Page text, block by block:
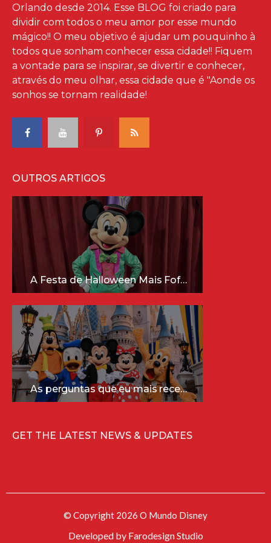
Orlando desde 2014. Esse BLOG foi criado para
dividir com todos o meu amor por esse mundo
mágico!! O meu objetivo é ajudar um pouquinho à
todos que sonham conhecer essa cidade!! Fiquem
a vontade para se inspirar, se divertir e conhecer,
através do meu olhar, essa cidade que é "Aonde os
sonhos se tornam realidade!
OUTROS ARTIGOS
A Festa de Halloween Mais Fofa da Disney Está Chegando!
As perguntas que eu mais recebo sobre a Disney (e as respostas mais sinceras!)
GET THE LATEST NEWS & UPDATES
© Copyright 2026 O Mundo Disney
Developed by Farodesign Studio